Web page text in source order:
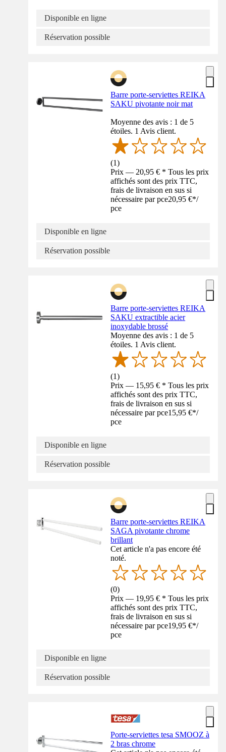
Disponible en ligne
Réservation possible
Barre porte-serviettes REIKA
SAKU pivotante noir mat
Moyenne des avis : 1 de 5
étoiles. 1 Avis client.
(1)
Prix — 20,95 € * Tous les prix
affichés sont des prix TTC,
frais de livraison en sus si
nécessaire par pce20,95 €*/
pce
Disponible en ligne
Réservation possible
Barre porte-serviettes REIKA
SAKU extractible acier
inoxydable brossé
Moyenne des avis : 1 de 5
étoiles. 1 Avis client.
(1)
Prix — 15,95 € * Tous les prix
affichés sont des prix TTC,
frais de livraison en sus si
nécessaire par pce15,95 €*/
pce
Disponible en ligne
Réservation possible
Barre porte-serviettes REIKA
SAGA pivotante chrome
brillant
Cet article n'a pas encore été
noté.
(0)
Prix — 19,95 € * Tous les prix
affichés sont des prix TTC,
frais de livraison en sus si
nécessaire par pce19,95 €*/
pce
Disponible en ligne
Réservation possible
Porte-serviettes tesa SMOOZ à
2 bras chrome